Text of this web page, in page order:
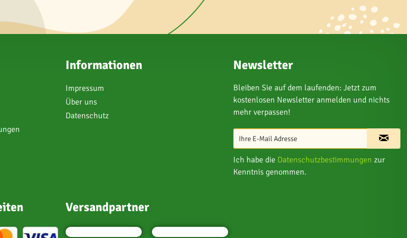
Informationen
Impressum
Über uns
Datenschutz
Newsletter
Bleiben Sie auf dem laufenden: Jetzt zum
kostenlosen Newsletter anmelden und nichts
mehr verpassen!
Ich habe die Datenschutzbestimmungen zur
Kenntnis genommen.
Versandpartner